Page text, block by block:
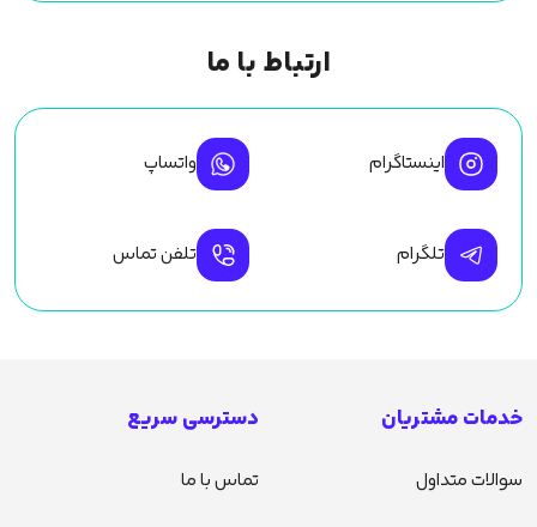
ارتباط با ما
اینستاگرام واتساپ
تلگرام تلفن تماس
خدمات مشتریان
سوالات متداول
دسترسی سریع
تماس با ما